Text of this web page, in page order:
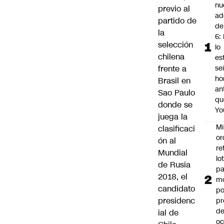
previo al
partido de
la
selección
chilena
frente a
Brasil en
Sao Paulo
donde se
juega la
clasificaci
ón al
Mundial
de Rusia
2018, el
candidato
presidenc
ial de
6:
lo
de